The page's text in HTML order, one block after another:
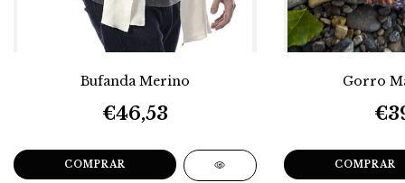
Bufanda Merino
€46,53
COMPRAR
Gorro
COMPRAR